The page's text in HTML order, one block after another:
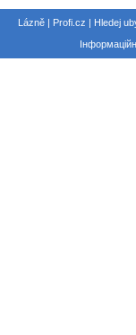
Lázně | Profi.cz | Hledej